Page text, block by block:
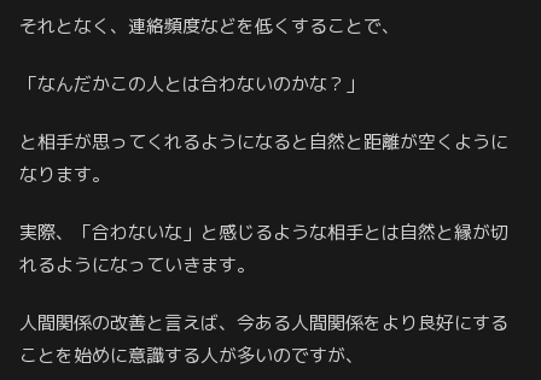
それとなく、連絡頻度などを低くすることで、
「なんだかこの人とは合わないのかな？」
と相手が思ってくれるようになると自然と距離が空くように
なります。
実際、「合わないな」と感じるような相手とは自然と縁が切
れるようになっていきます。
人間関係の改善と言えば、今ある人間関係をより良好にする
ことを始めに意識する人が多いのですが、